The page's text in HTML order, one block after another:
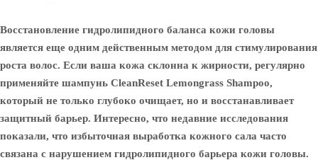
Восстановление гидролипидного баланса кожи головы
является еще одним действенным методом для стимулирования
роста волос. Если ваша кожа склонна к жирности, регулярно
применяйте шампунь CleanReset Lemongrass Shampoo,
который не только глубоко очищает, но и восстанавливает
защитный барьер. Интересно, что недавние исследования
показали, что избыточная выработка кожного сала часто
связана с нарушением гидролипидного барьера кожи головы.